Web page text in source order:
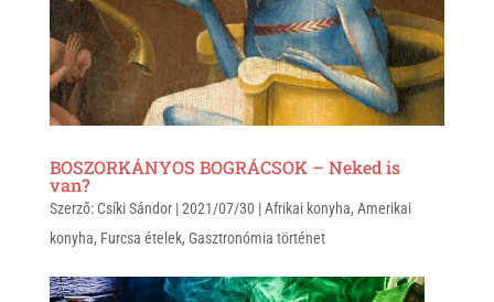
BOSZORKÁNYOS BOGRÁCSOK – Neked is
van?
Szerző: Csíki Sándor|2021/07/30 |Afrikai konyha, Amerikai
konyha, Furcsa ételek, Gasztronómia történet